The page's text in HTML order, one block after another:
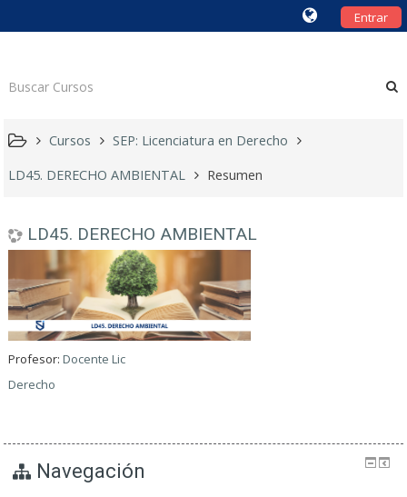
Entrar
Cursos
SEP: Licenciatura en Derecho
LD45. DERECHO AMBIENTAL
Resumen
LD45. DERECHO AMBIENTAL
Profesor:Docente Lic
Derecho
Navegación